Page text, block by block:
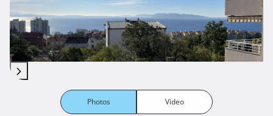
Photos Video